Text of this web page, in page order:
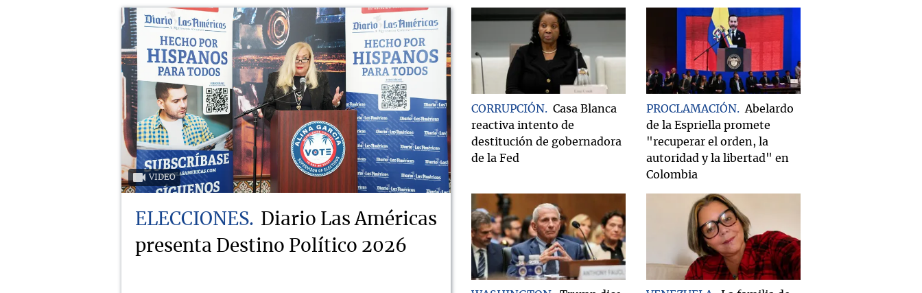
VIDEO
ELECCIONES
Diario Las Américas
presenta Destino Político 2026
CORRUPCIÓN
Casa Blanca
reactiva intento de
destitución de gobernadora
de la Fed
PROCLAMACIÓN
Abelardo
de la Espriella promete
"recuperar el orden, la
autoridad y la libertad" en
Colombia